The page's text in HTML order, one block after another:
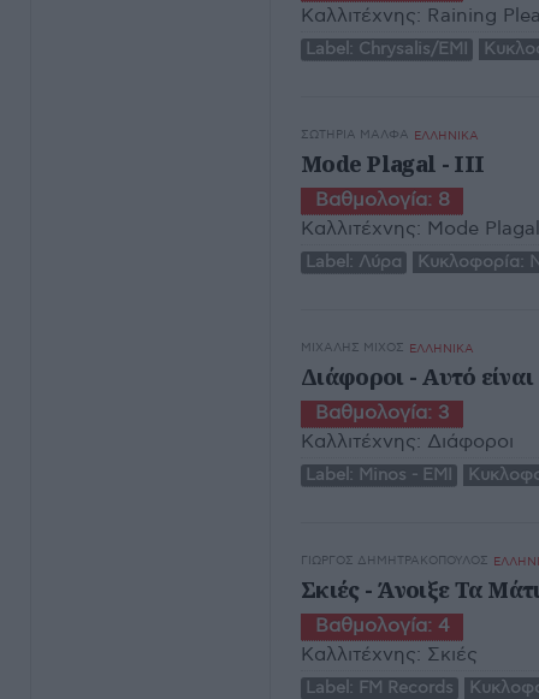
Καλλιτέχνης: Raining
Label: Chrysalis/EMI
ΣΩΤΗΡΊΑ ΜΆΛΦΑ ΕΛΛΗΝΙΚΑ
Mode Plagal - III
Βαθμολογία: 8
Καλλιτέχνης: Mode Plagal
Label: Λύρα Κυκλοφορία:
ΜΙΧΆΛΗΣ ΜΊΧΟΣ ΕΛΛΗΝΙΚΑ
Διάφοροι - Αυτό
Βαθμολογία: 3
Καλλιτέχνης: Διάφοροι
Label: Minos - EMI
ΓΙΏΡΓΟΣ ΔΗΜΗΤΡΑΚΌΠΟΥΛΟΣ
Σκιές - Άνοιξε Τα
Βαθμολογία: 4
Καλλιτέχνης: Σκιές
Label: FM Records